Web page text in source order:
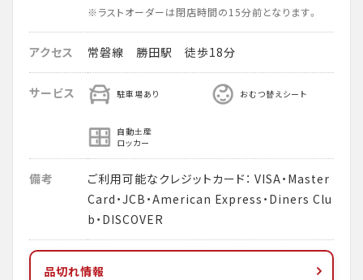
※ラストオーダーは閉店時間の15分前となります。
アクセス 常磐線 勝田駅 徒歩18分
サービス 駐車場あり おむつ替えシート
自動土産
ロッカー
備考
ご利用可能なクレジットカード： VISA・Master
Card・JCB・American Express・Diners Clu
b・DISCOVER
品切れ情報